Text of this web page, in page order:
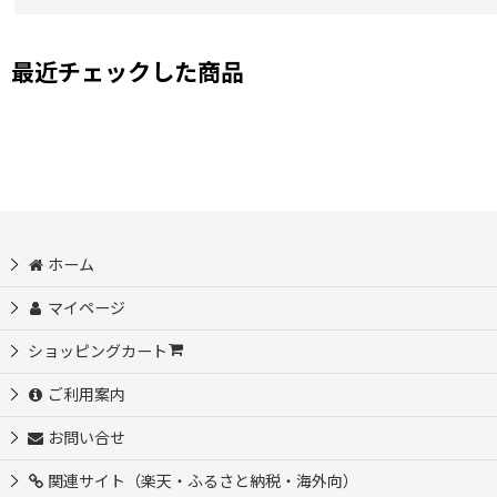
自分にも次のプレゼントは天溝がま口をサブのお財布として購
最近チェックした商品
ホーム
マイページ
ショッピングカート
ご利用案内
お問い合せ
関連サイト（楽天・ふるさと納税・海外向）